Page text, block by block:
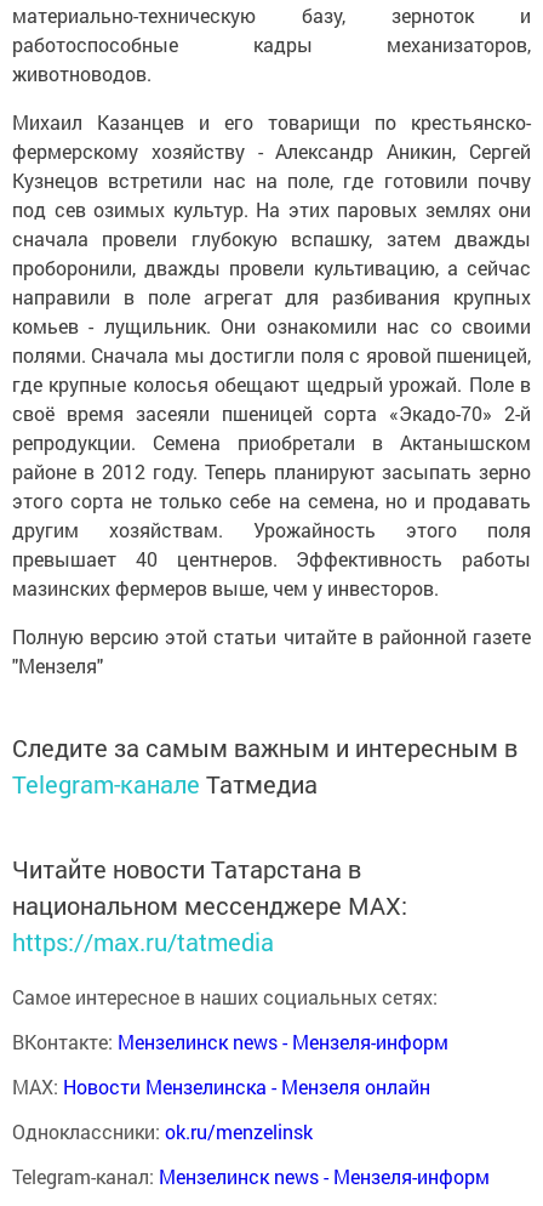
материально-техническую базу, зерноток и
работоспособные кадры механизаторов,
животноводов.
Михаил Казанцев и его товарищи по крестьянско-
фермерскому хозяйству - Александр Аникин, Сергей
Кузнецов встретили нас на поле, где готовили почву
под сев озимых культур. На этих паровых землях они
сначала провели глубокую вспашку, затем дважды
проборонили, дважды провели культивацию, а сейчас
направили в поле агрегат для разбивания крупных
комьев - лущильник. Они ознакомили нас со своими
полями. Сначала мы достигли поля с яровой пшеницей,
где крупные колосья обещают щедрый урожай. Поле в
своё время засеяли пшеницей сорта «Экадо-70» 2-й
репродукции. Семена приобретали в Актанышском
районе в 2012 году. Теперь планируют засыпать зерно
этого сорта не только себе на семена, но и продавать
другим хозяйствам. Урожайность этого поля
превышает 40 центнеров. Эффективность работы
мазинских фермеров выше, чем у инвесторов.
Полную версию этой статьи читайте в районной газете
"Мензеля"
Следите за самым важным и интересным в
Telegram-канале Татмедиа
Читайте новости Татарстана в
национальном мессенджере MАХ:
https://max.ru/tatmedia
Самое интересное в наших социальных сетях:
ВКонтакте: Мензелинск news - Мензеля-информ
MAX: Новости Мензелинска - Мензеля онлайн
Одноклассники: ok.ru/menzelinsk
Telegram-канал: Мензелинск news - Мензеля-информ